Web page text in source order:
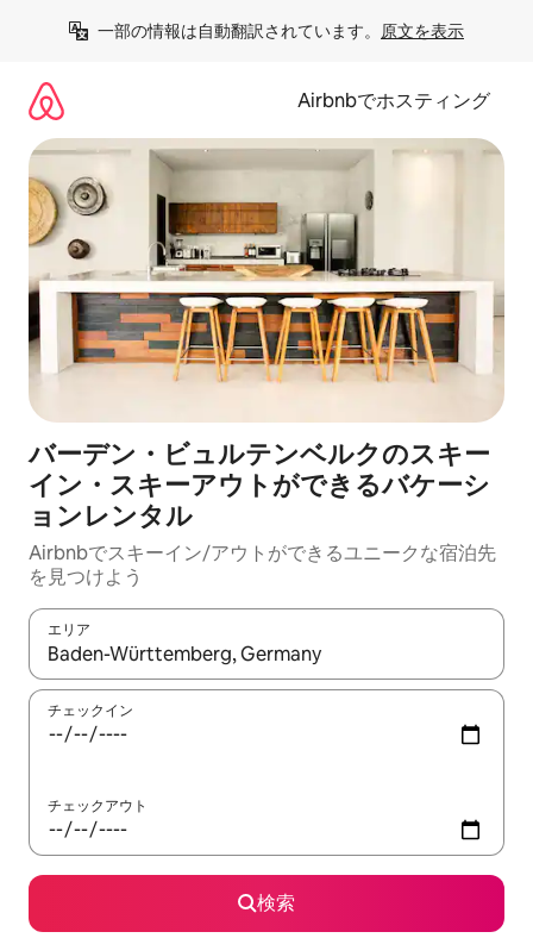
一部の情報は自動翻訳されています。 原文を表示
Airbnbでホスティング
バーデン・ビュルテンベルクのスキー
イン・スキーアウトができるバケーシ
ョンレンタル
Airbnbでスキーイン/アウトができるユニークな宿泊先
を見つけよう
エリア
検索結果が表示されたら、上下の矢印キーを使って移動するか
チェックイン
チェックアウト
検索